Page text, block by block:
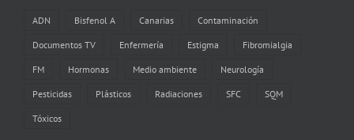
ADN Bisfenol A Canarias Contaminación
Documentos TV Enfermería Estigma Fibromialgia
FM Hormonas Medio ambiente Neurología
Pesticidas Plásticos Radiaciones SFC SQM
Tóxicos